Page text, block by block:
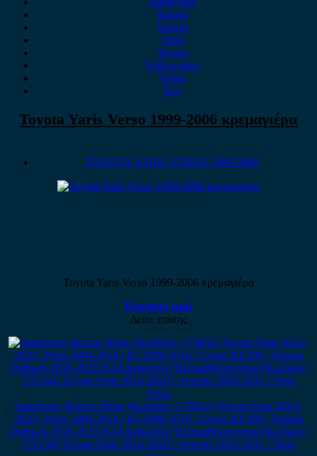
Subaru
Suzuki
Tesla
Toyota
Volkswagen
Volvo
Xev
Toyota Yaris Verso 1999-2006 κρεμαγιέρα
TOYOTA YARIS VERSO 1999-2006
Toyota Yaris Verso 1999-2006 κρεμαγιέρα
Ρωτήστε τιμή
Δείτε επίσης
Διακόπτης Φώτων Φλας (Κωδικός: 173832) Toyota Yaris 2014-
2020 / Prius 2004-2016 / IQ 2009-2016 / Lexus RX300 / Subaru
Outback 2010-2015 ΚΑΙ Διακόπτης Υαλοκαθαρηστήρα (Κωδικός:
17F144) Toyota Yaris 2014-2020 / Avensis 2003-2012 / Yaris